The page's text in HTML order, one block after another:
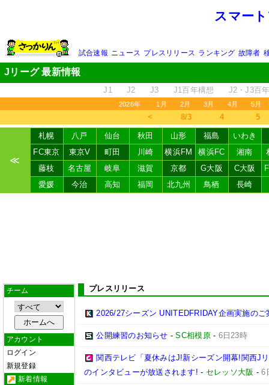
スマー
試合速報 ニュース プレスリリース ランキング 故障者
Jリーグ 最新情報
J1 J2 J3 J1百年構想 J2・J3百
2026年 1月 2月 3月 4月 5月
＜ 8/3 4 5
≪
札幌 八戸 仙台 秋田 山形 福島
いわき
FC東京
東京V 町田 川崎 横浜FM 横浜FC 湘南
藤枝
名古屋 岐阜 滋賀 京都 G大阪 C大阪
愛媛
今治 高知 福岡 北九州 鳥栖 長崎
チーム
アカウント
ログイン
新規登録
新着情報
プレスリリース
2026/27シーズン UNITEDFRIDAY企画実施のご
公開練習のお知らせ -SC相模原- 6日23時
関西テレビ「夏休みはJ!新シーズン開幕!関西J
のインタビューが放送されます! - セレッソ大阪 -6